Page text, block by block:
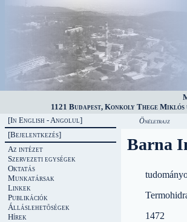
1121 Budapest, Konkoly Thege
[In English - Angolul]
[Bejelentkezés]
Az intézet
Szervezeti egységek
Oktatás
Munkatársak
Linkek
Publikációk
Álláslehetõségek
Hírek
Önéletrajz
Barna
1472